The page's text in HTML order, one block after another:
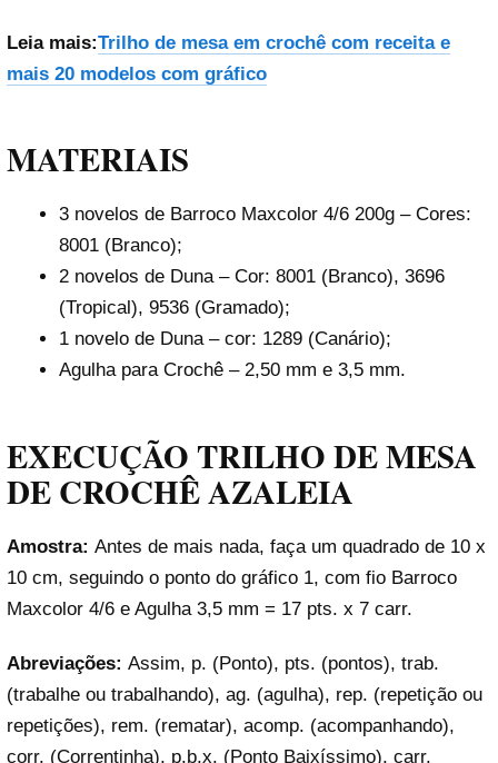
Leia mais:Trilho de mesa em crochê com receita e
mais 20 modelos com gráfico
MATERIAIS
3 novelos de Barroco Maxcolor 4/6 200g – Cores:
8001 (Branco);
2 novelos de Duna – Cor: 8001 (Branco), 3696
(Tropical), 9536 (Gramado);
1 novelo de Duna – cor: 1289 (Canário);
Agulha para Crochê – 2,50 mm e 3,5 mm.
EXECUÇÃO TRILHO DE MESA
DE CROCHÊ AZALEIA
Amostra: Antes de mais nada, faça um quadrado de 10 x
10 cm, seguindo o ponto do gráfico 1, com fio Barroco
Maxcolor 4/6 e Agulha 3,5 mm = 17 pts. x 7 carr.
Abreviações: Assim, p. (Ponto), pts. (pontos), trab.
(trabalhe ou trabalhando), ag. (agulha), rep. (repetição ou
repetições), rem. (rematar), acomp. (acompanhando),
corr. (Correntinha), p.b.x. (Ponto Baixíssimo), carr.